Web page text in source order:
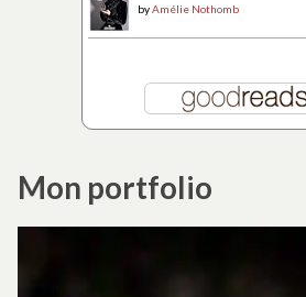
byAmélie Nothomb
Mon portfolio